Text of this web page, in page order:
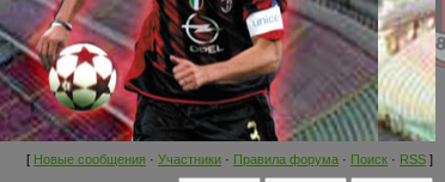
[ Новые сообщения · Участники · Правила форума · Поиск · RSS ]